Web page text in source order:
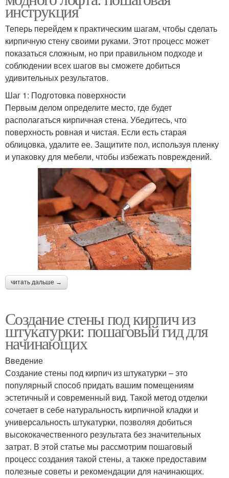
инструкция
Теперь перейдем к практическим шагам, чтобы сделать
кирпичную стену своими руками. Этот процесс может
показаться сложным, но при правильном подходе и
соблюдении всех шагов вы сможете добиться
удивительных результатов.
Шаг 1: Подготовка поверхности
Первым делом определите место, где будет
располагаться кирпичная стена. Убедитесь, что
поверхность ровная и чистая. Если есть старая
облицовка, удалите ее. Защитите пол, используя пленку
и упаковку для мебели, чтобы избежать повреждений.
читать дальше →
Создание стены под кирпич из
штукатурки: пошаговый гид для
начинающих
Введение
Создание стены под кирпич из штукатурки – это
популярный способ придать вашим помещениям
эстетичный и современный вид. Такой метод отделки
сочетает в себе натуральность кирпичной кладки и
универсальность штукатурки, позволяя добиться
высококачественного результата без значительных
затрат. В этой статье мы рассмотрим пошаговый
процесс создания такой стены, а также предоставим
полезные советы и рекомендации для начинающих.